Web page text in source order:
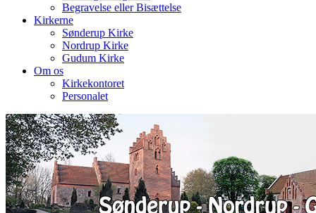
Begravelse eller Bisættelse
Kirkerne
Sønderup Kirke
Nordrup Kirke
Gudum Kirke
Om os
Kirkekontoret
Personalet